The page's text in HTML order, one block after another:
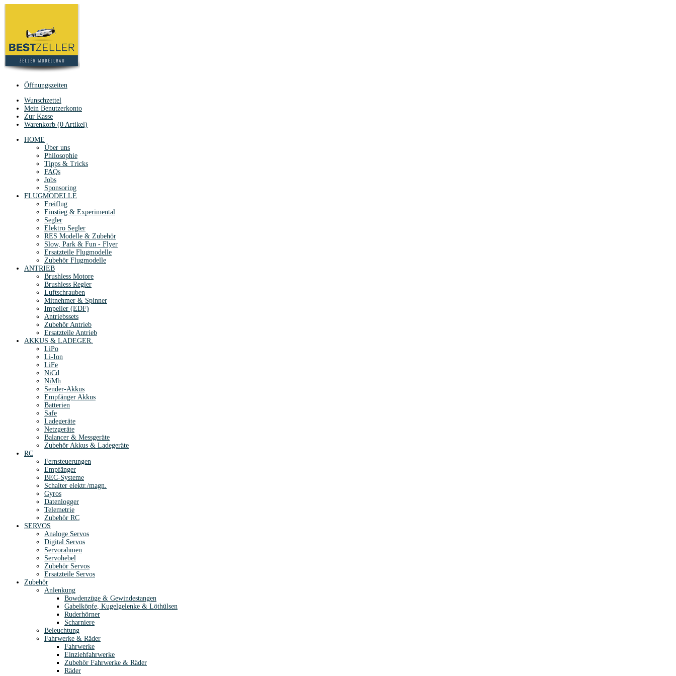
Öffnungszeiten
Wunschzettel
Mein Benutzerkonto
Zur Kasse
Warenkorb (0 Artikel)
HOME
Über uns
Philosophie
Tipps & Tricks
FAQs
Jobs
Sponsoring
FLUGMODELLE
Freiflug
Einstieg & Experimental
Segler
Elektro Segler
RES Modelle & Zubehör
Slow, Park & Fun - Flyer
Ersatzteile Flugmodelle
Zubehör Flugmodelle
ANTRIEB
Brushless Motore
Brushless Regler
Luftschrauben
Mitnehmer & Spinner
Impeller (EDF)
Antriebssets
Zubehör Antrieb
Ersatzteile Antrieb
AKKUS & LADEGER.
LiPo
Li-Ion
LiFe
NiCd
NiMh
Sender-Akkus
Empfänger Akkus
Batterien
Safe
Ladegeräte
Netzgeräte
Balancer & Messgeräte
Zubehör Akkus & Ladegeräte
RC
Fernsteuerungen
Empfänger
BEC-Systeme
Schalter elektr./magn.
Gyros
Datenlogger
Telemetrie
Zubehör RC
SERVOS
Analoge Servos
Digital Servos
Servorahmen
Servohebel
Zubehör Servos
Ersatzteile Servos
Zubehör
Anlenkung
Bowdenzüge & Gewindestangen
Gabelköpfe, Kugelgelenke & Löthülsen
Ruderhörner
Scharniere
Beleuchtung
Fahrwerke & Räder
Fahrwerke
Einziehfahrwerke
Zubehör Fahrwerke & Räder
Räder